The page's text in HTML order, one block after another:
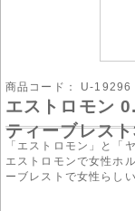
商品コード： U-19296
エストロモン
ティーブレス
「エストロモン」と「
エストロモンで女性ホ
ーブレストで女性らし